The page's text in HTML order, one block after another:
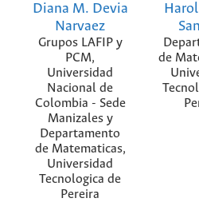
Diana M. Devia
Narvaez
Grupos LAFIP y
PCM,
Universidad
Nacional de
Colombia - Sede
Manizales y
Departamento
de Matematicas,
Universidad
Tecnologica de
Pereira
de